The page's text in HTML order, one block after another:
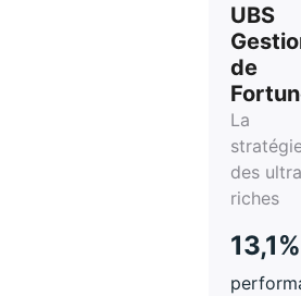
UBS
de
La
des
riches
13,1%